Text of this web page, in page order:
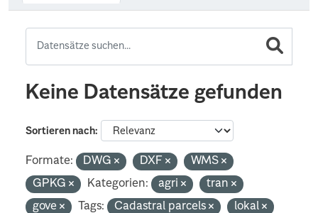
Keine Datensätze gefunden
Sortieren nach
Formate: DWG DXF
WMS
GPKG
Kategorien: agri
tran
gove
Tags: Cadastral parcels
lokal